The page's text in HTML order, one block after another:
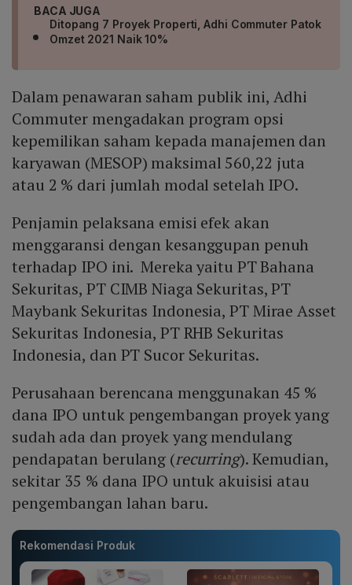
BACA JUGA
Ditopang 7 Proyek Properti, Adhi Commuter Patok
Omzet 2021 Naik 10%
Dalam penawaran saham publik ini, Adhi
Commuter mengadakan program opsi
kepemilikan saham kepada manajemen dan
karyawan (MESOP) maksimal 560,22 juta
atau 2 % dari jumlah modal setelah IPO.
Penjamin pelaksana emisi efek akan
menggaransi dengan kesanggupan penuh
terhadap IPO ini. Mereka yaitu PT Bahana
Sekuritas, PT CIMB Niaga Sekuritas, PT
Maybank Sekuritas Indonesia, PT Mirae Asset
Sekuritas Indonesia, PT RHB Sekuritas
Indonesia, dan PT Sucor Sekuritas.
Perusahaan berencana menggunakan 45 %
dana IPO untuk pengembangan proyek yang
sudah ada dan proyek yang mendulang
pendapatan berulang (recurring). Kemudian,
sekitar 35 % dana IPO untuk akuisisi atau
pengembangan lahan baru.
Rekomendasi Produk